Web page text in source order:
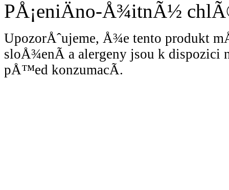
PÅ¡eniÄno-Å¾itnÃ½
UpozorÅˆujeme, Å¾e tento produkt
sloÅ¾enÃ­ a alergeny jsou k dispozici
pÅ™ed konzumacÃ­.